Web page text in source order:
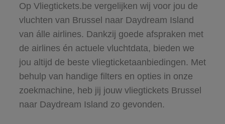
Op Vliegtickets.be vergelijken wij voor jou de
vluchten van Brussel naar Daydream Island
van álle airlines. Dankzij goede afspraken met
de airlines én actuele vluchtdata, bieden we
jou altijd de beste vliegticketaanbiedingen. Met
behulp van handige filters en opties in onze
zoekmachine, heb jij jouw vliegtickets Brussel
naar Daydream Island zo gevonden.